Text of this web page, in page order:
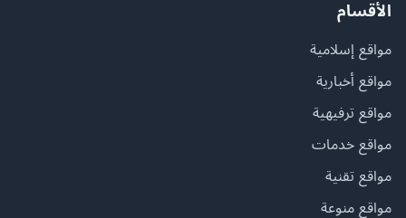
الأقسام
مواقع إسلامية
مواقع أخبارية
مواقع ترفيهية
مواقع خدمات
مواقع تقنية
مواقع منوعة